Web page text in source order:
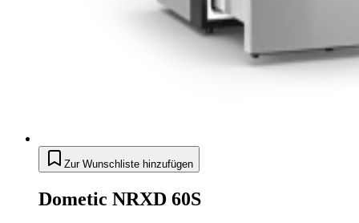
Zur Wunschliste hinzufügen
Dometic NRXD 60S